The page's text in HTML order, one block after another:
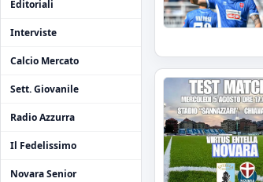
Editoriali
Interviste
Calcio Mercato
Sett. Giovanile
Radio Azzurra
Il Fedelissimo
Novara Senior